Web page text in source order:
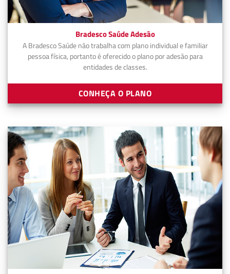
Bradesco Saúde Adesão
A Bradesco Saúde não trabalha com plano individual e familiar
pessoa física, portanto é oferecido o plano por adesão para
entidades de classes.
CONHEÇA O PLANO